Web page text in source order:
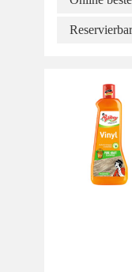
Reservierbar